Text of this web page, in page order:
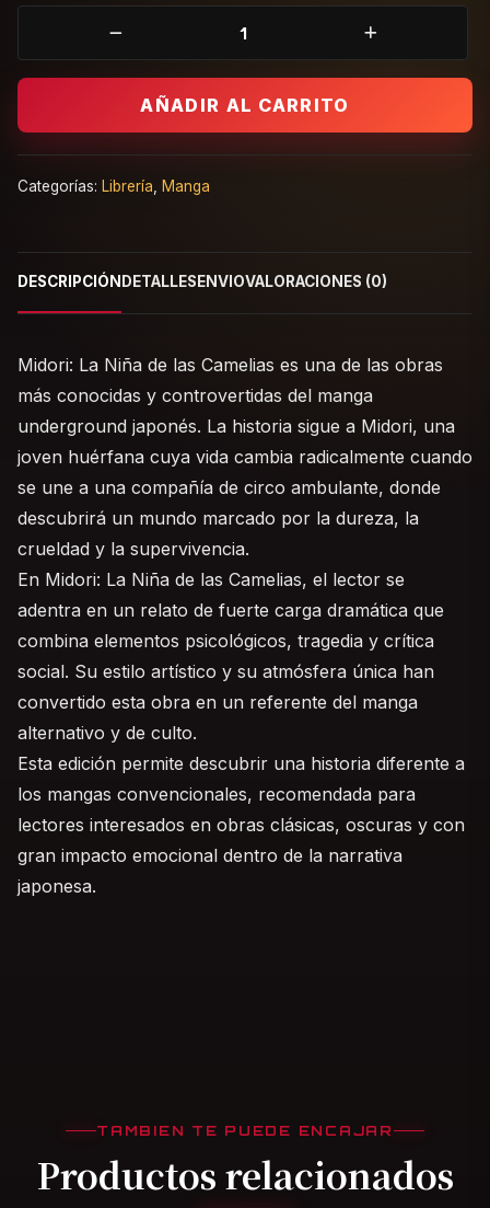
AÑADIR AL CARRITO
Categorías: Librería Manga
DESCRIPCIÓN DETALLES ENVIOVALORACIONES (0)
Midori: La Niña de las Camelias es una de las obras
más conocidas y controvertidas del manga
underground japonés. La historia sigue a Midori, una
joven huérfana cuya vida cambia radicalmente cuando
se une a una compañía de circo ambulante, donde
descubrirá un mundo marcado por la dureza, la
crueldad y la supervivencia.
En Midori: La Niña de las Camelias, el lector se
adentra en un relato de fuerte carga dramática que
combina elementos psicológicos, tragedia y crítica
social. Su estilo artístico y su atmósfera única han
convertido esta obra en un referente del manga
alternativo y de culto.
Esta edición permite descubrir una historia diferente a
los mangas convencionales, recomendada para
lectores interesados en obras clásicas, oscuras y con
gran impacto emocional dentro de la narrativa
japonesa.
TAMBIEN TE PUEDE ENCAJAR
Productos relacionados